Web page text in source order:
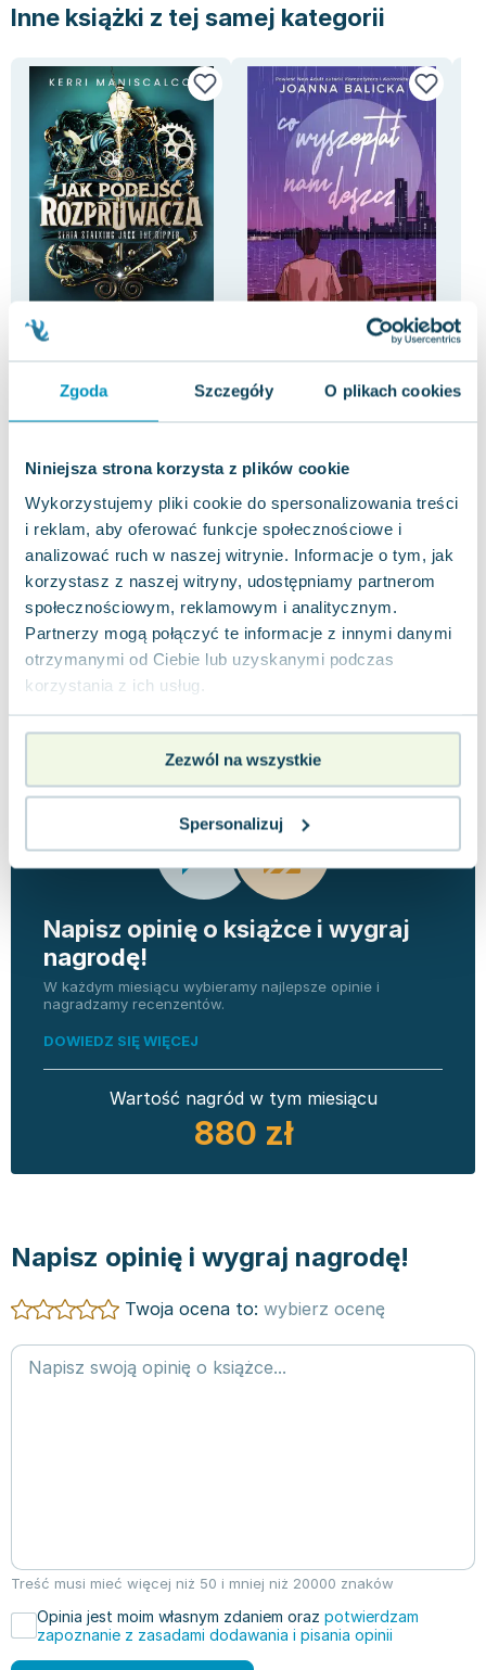
Zgoda Szczegóły O plikach cookies
Niniejsza strona korzysta z plików cookie
Wykorzystujemy pliki cookie do spersonalizowania treści
i reklam, aby oferować funkcje społecznościowe i
analizować ruch w naszej witrynie. Informacje o tym, jak
korzystasz z naszej witryny, udostępniamy partnerom
społecznościowym, reklamowym i analitycznym.
Partnerzy mogą połączyć te informacje z innymi danymi
otrzymanymi od Ciebie lub uzyskanymi podczas
korzystania z ich usług.
Zezwól na wszystkie
Spersonalizuj
Inne książki z tej samej kategorii
Jak podejść Rozpruwacza.
Malgorzata Hesko-Kołodzińska,Kerri Maniscalco
Nowa
37.14 zł nowa
Do koszyka
-78%
Co wyszeptał nam deszcz
Nowa Używana
9.01 zł jak nowa
Do koszyka
Opinie
użytkowników
0.0 0 ocen i 0
recenzji
Napisz opinię o książce i wygraj
nagrodę!
W każdym miesiącu wybieramy najlepsze opinie i
nagradzamy recenzentów.
DOWIEDZ SIĘ WIĘCEJ
Wartość nagród w tym miesiącu
880 zł
Napisz opinię i wygraj nagrodę!
Twoja ocena to: wybierz ocenę
Treść musi mieć więcej niż 50 i mniej niż 20000 znaków
Opinia jest moim własnym zdaniem oraz potwierdzam
zapoznanie z zasadami dodawania i pisania opinii